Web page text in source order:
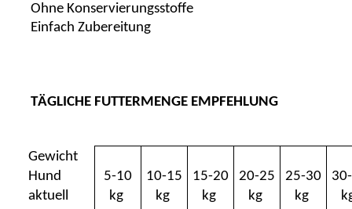
Ohne Konservierungsstoffe
Einfach Zubereitung
TÄGLICHE FUTTERMENGE EMPFEHLUNG
Gewicht
Hund
aktuell
5-10
kg
10-15
kg
15-20
kg
20-25
kg
25-30
kg